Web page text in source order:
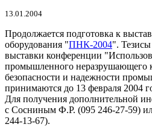
13.01.2004
Продолжается подготовка к
оборудования "ПНК-2004".
выставки конференции
промышленного неразрушающего
безопасности и надежности
принимаются до 13 февраля 2004
Для получения дополнительной
с Сосниным Ф.Р. (095 246-27-59)
244-13-67).